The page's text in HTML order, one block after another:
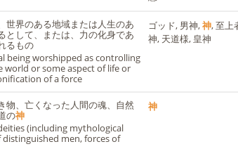
世界のある地域または人生のあ
として、または、力の化身であ
るもの
being worshipped as controlling
world or some aspect of life or
of a force
ゴッド, 男神,神, 至上
神, 天道様, 皇神
物、亡くなった人間の魂、自然
の神
(including mythological
distinguished men, forces of
神